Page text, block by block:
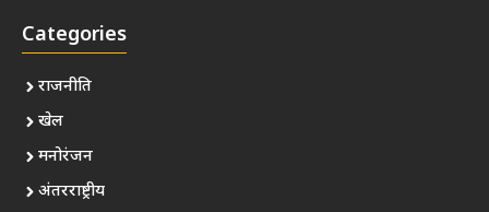
Categories
राजनीति
खेल
मनोरंजन
अंतरराष्ट्रीय